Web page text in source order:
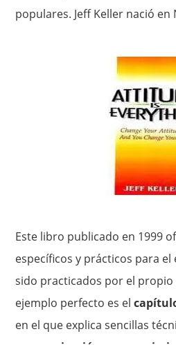
populares. Jeff Keller nació en
Este libro publicado en 1999
específicos y prácticos para
sido practicados por el propio
ejemplo perfecto es el
en el que explica sencillas